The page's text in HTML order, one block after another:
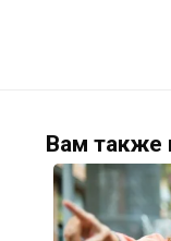
Вам также